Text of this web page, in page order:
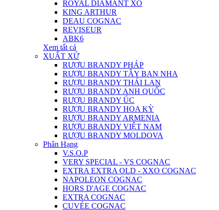
ROYAL DIAMANT XO
KING ARTHUR
DEAU COGNAC
REVISEUR
ABK6
Xem tất cả
XUẤT XỨ
RƯỢU BRANDY PHÁP
RƯỢU BRANDY TÂY BAN NHA
RƯỢU BRANDY THÁI LAN
RƯỢU BRANDY ANH QUỐC
RƯỢU BRANDY ÚC
RƯỢU BRANDY HOA KỲ
RƯỢU BRANDY ARMENIA
RƯỢU BRANDY VIỆT NAM
RƯỢU BRANDY MOLDOVA
Phân Hạng
V.S.O.P
VERY SPECIAL - VS COGNAC
EXTRA EXTRA OLD - XXO COGNAC
NAPOLEON COGNAC
HORS D'AGE COGNAC
EXTRA COGNAC
CUVÉE COGNAC